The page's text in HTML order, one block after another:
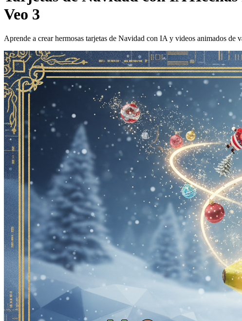
Veo 3
Aprende a crear hermosas tarjetas de Navidad con IA y videos animados